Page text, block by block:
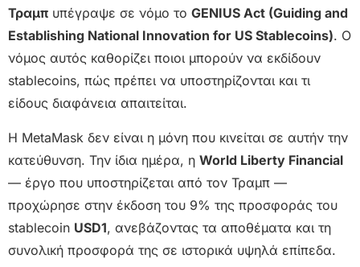
Τραμπ υπέγραψε σε νόμο το GENIUS Act (Guiding and
Establishing National Innovation for US Stablecoins). Ο
νόμος αυτός καθορίζει ποιοι μπορούν να εκδίδουν
stablecoins, πώς πρέπει να υποστηρίζονται και τι
είδους διαφάνεια απαιτείται.
Η MetaMask δεν είναι η μόνη που κινείται σε αυτήν την
κατεύθυνση. Την ίδια ημέρα, η World Liberty Financial
— έργο που υποστηρίζεται από τον Τραμπ —
προχώρησε στην έκδοση του 9% της προσφοράς του
stablecoin USD1, ανεβάζοντας τα αποθέματα και τη
συνολική προσφορά της σε ιστορικά υψηλά επίπεδα.